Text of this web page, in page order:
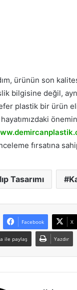
ürünün son
bilgisine değil,
plastik bir ürün
fırsatına
Tasarımı
Facebook X
ile paylaş Yazdır